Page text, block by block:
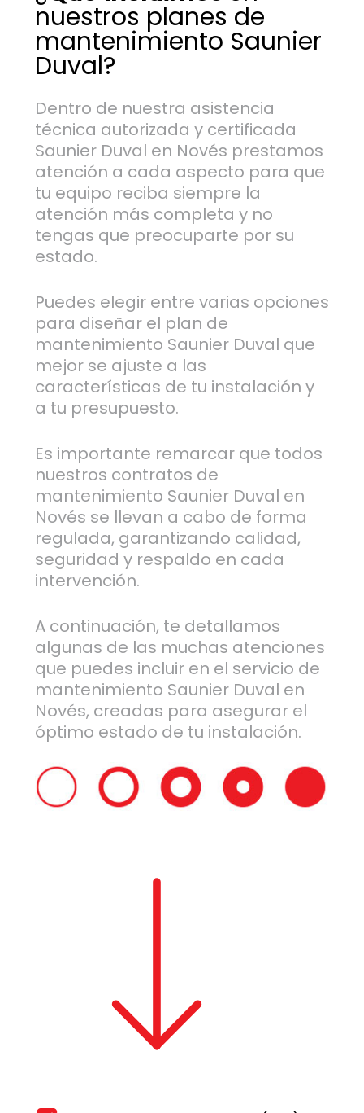
nuestros planes de
mantenimiento Saunier
Duval?
Dentro de nuestra asistencia
técnica autorizada y certificada
Saunier Duval en Novés prestamos
atención a cada aspecto para que
tu equipo reciba siempre la
atención más completa y no
tengas que preocuparte por su
estado.
Puedes elegir entre varias opciones
para diseñar el plan de
mantenimiento Saunier Duval que
mejor se ajuste a las
características de tu instalación y
a tu presupuesto.
Es importante remarcar que todos
nuestros contratos de
mantenimiento Saunier Duval en
Novés se llevan a cabo de forma
regulada, garantizando calidad,
seguridad y respaldo en cada
intervención.
A continuación, te detallamos
algunas de las muchas atenciones
que puedes incluir en el servicio de
mantenimiento Saunier Duval en
Novés, creadas para asegurar el
óptimo estado de tu instalación.